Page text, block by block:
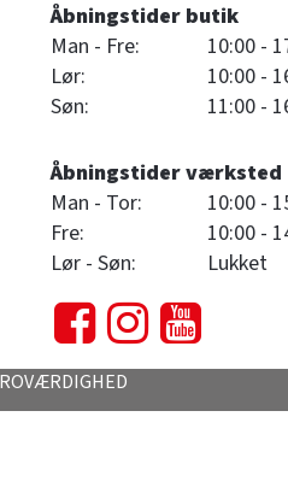
Åbningstider butik
Man - Fre:
10:00 -
Lør:
10:00 -
Søn:
11:00 -
Åbningstider værksted
Man - Tor:
10:00 -
Fre:
10:00 -
Lør - Søn:
Lukket